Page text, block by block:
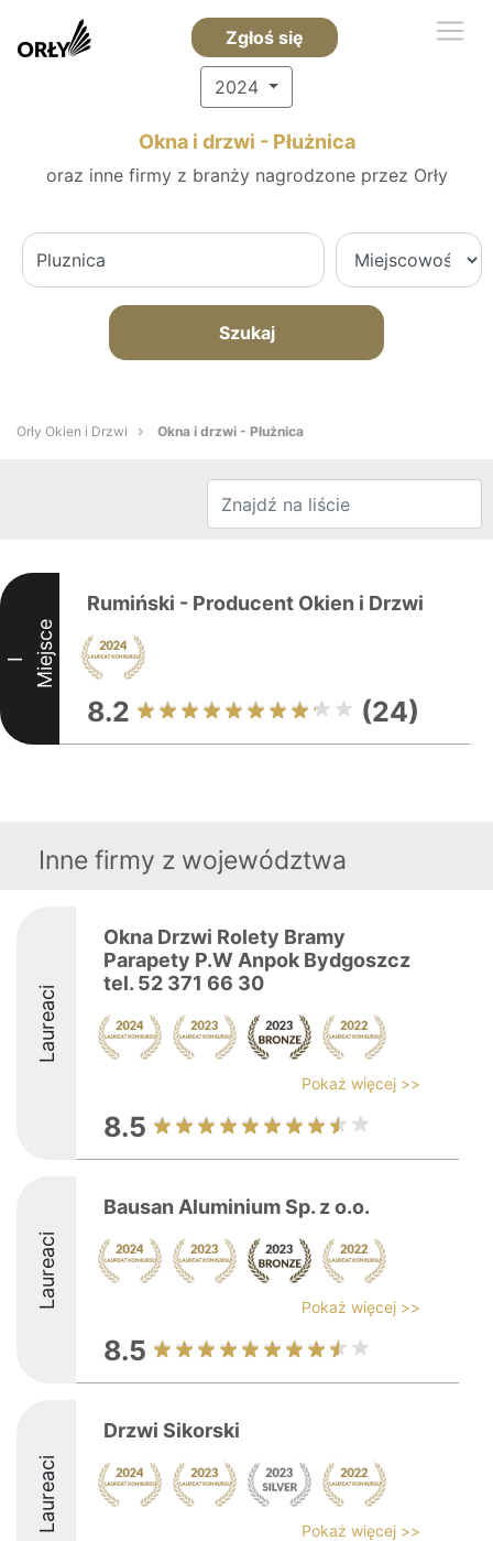
Zgłoś się
2024
Okna i drzwi - Płużnica
oraz inne firmy z branży nagrodzone przez Orły
Szukaj
Orły Okien i Drzwi Okna i drzwi - Płużnica
I Miejsce
Rumiński - Producent Okien i Drzwi
8.2 (24)
Inne firmy z województwa
Laureaci
Okna Drzwi Rolety Bramy
Parapety P.W Anpok Bydgoszcz
tel. 52 371 66 30
Pokaż więcej >>
8.5
Laureaci
Bausan Aluminium Sp. z o.o.
Pokaż więcej >>
8.5
Laureaci
Drzwi Sikorski
Pokaż więcej >>